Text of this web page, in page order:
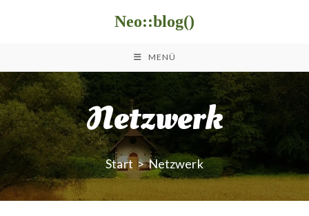
Neo::blog()
MENÜ
Netzwerk
Start > Netzwerk